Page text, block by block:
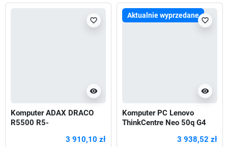
visibility
favorite_border
Komputer ADAX DRACO
R5500 R5-
X1660S-6GB/3Y3 910,10 zł
Aktualnie wyprzedane
visibility
favorite_border
Komputer PC Lenovo
ThinkCentre Neo 50q G4
3 938,52 zł